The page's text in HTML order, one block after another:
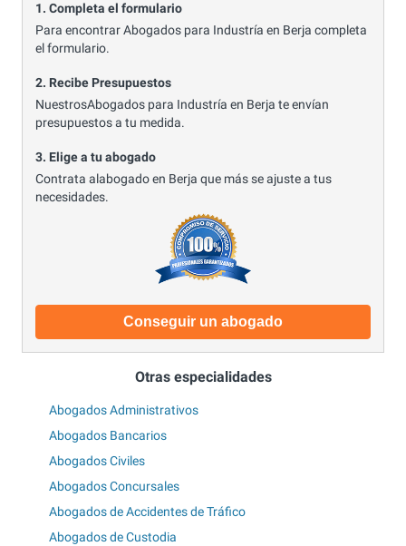
1. Completa el formulario
Para encontrar Abogados para Industría en Berja completa
el formulario.
2. Recibe Presupuestos
NuestrosAbogados para Industría en Berja te envían
presupuestos a tu medida.
3. Elige a tu abogado
Contrata alabogado en Berja que más se ajuste a tus
necesidades.
Conseguir un abogado
Otras especialidades
Abogados Administrativos
Abogados Bancarios
Abogados Civiles
Abogados Concursales
Abogados de Accidentes de Tráfico
Abogados de Custodia